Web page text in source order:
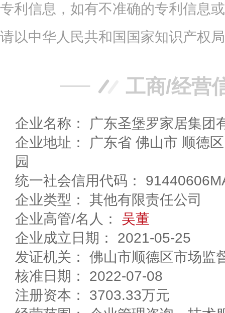
专利信息，如有不准确的专利信息
请以中华人民共和国国家知识产权
工商/经营
企业名称： 广东圣堡罗家居集团
企业地址： 广东省 佛山市 顺德区 勒流西华圣堡罗工业
园
统一社会信用代码：
企业类型： 其他有限责任公司
企业高管/名人： 吴董
企业成立日期： 2021-05-25
发证机关： 佛山市顺德区市场监
核准日期： 2022-07-08
注册资本： 3703.33万元